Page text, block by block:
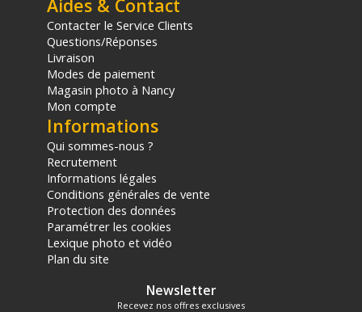
Aides & Contact
Contacter le Service Clients
Questions/Réponses
Livraison
Modes de paiement
Magasin photo à Nancy
Mon compte
Informations
Qui sommes-nous ?
Recrutement
Informations légales
Conditions générales de vente
Protection des données
Paramétrer les cookies
Lexique photo et vidéo
Plan du site
Newsletter
Recevez nos offres exclusives